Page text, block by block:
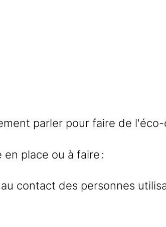
parler pour faire de
place ou à faire :
contact des personnes